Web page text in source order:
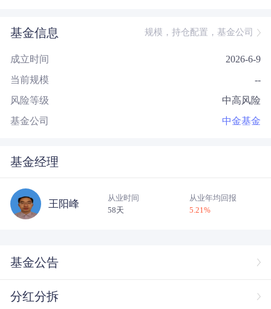
基金信息 规模，持仓配置，基金公司
成立时间 2026-6-9
当前规模 --
风险等级 中高风险
基金公司 中金基金
基金经理
王阳峰
从业时间
58天
从业年均回报
5.21 %
基金公告
分红分拆